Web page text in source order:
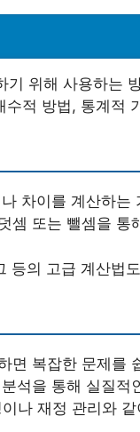
기 위해 사용하는
적 방법, 통계적
차이를 계산하는
셈 또는 뺄셈을 통
등의 고급 계산법
면 복잡한 문제를
석을 통해 실질적
나 재정 관리와